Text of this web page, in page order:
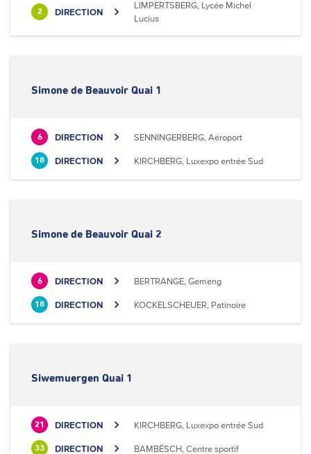
2 DIRECTION
LIMPERTSBERG, Lycée Michel
Lucius
Simone de Beauvoir Quai 1
6 DIRECTION SENNINGERBERG, Aéroport
18 DIRECTION KIRCHBERG, Luxexpo entrée Sud
Simone de Beauvoir Quai 2
6 DIRECTION BERTRANGE, Gemeng
18 DIRECTION KOCKELSCHEUER, Patinoire
Siwemuergen Quai 1
21 DIRECTION KIRCHBERG, Luxexpo entrée Sud
33 DIRECTION BAMBËSCH, Centre sportif